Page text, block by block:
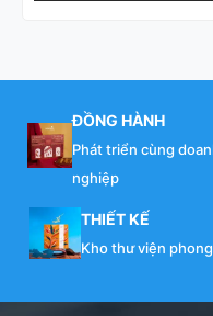
ĐỒNG HÀNH
Phát triển cùng
nghiệp
THIẾT KẾ
Kho thư viện